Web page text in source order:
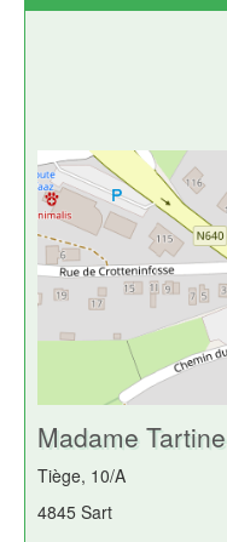
Madame Tartine
Tiège, 10/A
4845 Sart